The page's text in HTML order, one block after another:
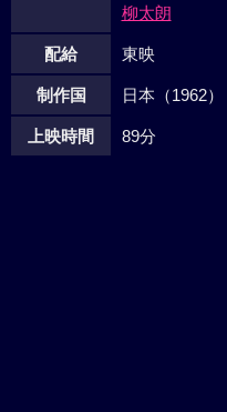
柳太朗
配給 東映
制作国 日本（1962）
上映時間 89分